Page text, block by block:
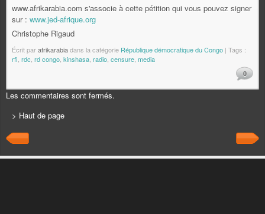
www.afrikarabia.com s'associe à cette pétition qui vous pouvez signer
sur : www.jed-afrique.org
Christophe Rigaud
Écrit parafrikarabiadans la catégorie République démocratique du Congo | Tags :
rfi rdc rd congo kinshasa radio censure media
0
Les commentaires sont fermés.
> Haut de page